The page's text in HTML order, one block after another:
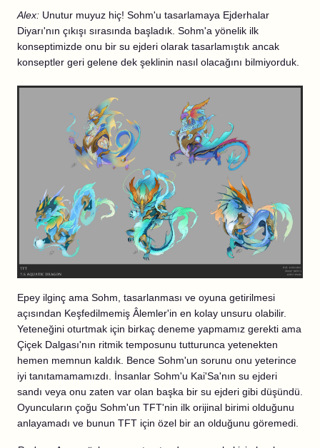
Alex: Unutur muyuz hiç! Sohm'u tasarlamaya Ejderhalar
Diyarı'nın çıkışı sırasında başladık. Sohm'a yönelik ilk
konseptimizde onu bir su ejderi olarak tasarlamıştık ancak
konseptler geri gelene dek şeklinin nasıl olacağını bilmiyorduk.
Epey ilginç ama Sohm, tasarlanması ve oyuna getirilmesi
açısından Keşfedilmemiş Âlemler'in en kolay unsuru olabilir.
Yeteneğini oturtmak için birkaç deneme yapmamız gerekti ama
Çiçek Dalgası'nın ritmik temposunu tutturunca yetenekten
hemen memnun kaldık. Bence Sohm'un sorunu onu yeterince
iyi tanıtamamamızdı. İnsanlar Sohm'u Kai'Sa'nın su ejderi
sandı veya onu zaten var olan başka bir su ejderi gibi düşündü.
Oyuncuların çoğu Sohm'un TFT'nin ilk orijinal birimi olduğunu
anlayamadı ve bunun TFT için özel bir an olduğunu göremedi.